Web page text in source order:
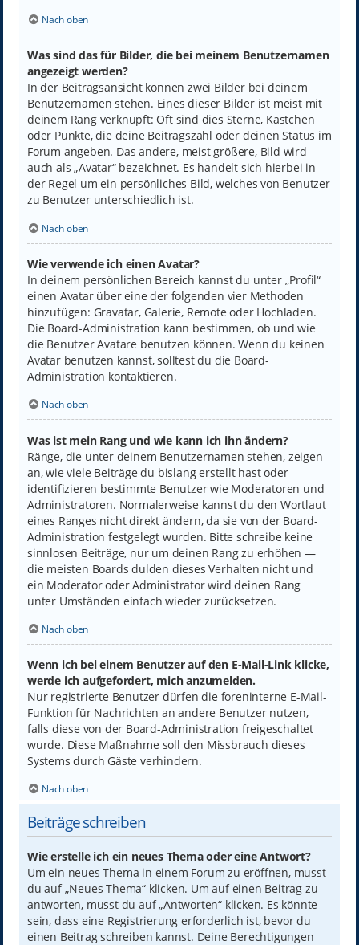
Nach oben
Was sind das für Bilder, die bei meinem Benutzernamen
angezeigt werden?
In der Beitragsansicht können zwei Bilder bei deinem
Benutzernamen stehen. Eines dieser Bilder ist meist mit
deinem Rang verknüpft: Oft sind dies Sterne, Kästchen
oder Punkte, die deine Beitragszahl oder deinen Status im
Forum angeben. Das andere, meist größere, Bild wird
auch als „Avatar“ bezeichnet. Es handelt sich hierbei in
der Regel um ein persönliches Bild, welches von Benutzer
zu Benutzer unterschiedlich ist.
Nach oben
Wie verwende ich einen Avatar?
In deinem persönlichen Bereich kannst du unter „Profil“
einen Avatar über eine der folgenden vier Methoden
hinzufügen: Gravatar, Galerie, Remote oder Hochladen.
Die Board-Administration kann bestimmen, ob und wie
die Benutzer Avatare benutzen können. Wenn du keinen
Avatar benutzen kannst, solltest du die Board-
Administration kontaktieren.
Nach oben
Was ist mein Rang und wie kann ich ihn ändern?
Ränge, die unter deinem Benutzernamen stehen, zeigen
an, wie viele Beiträge du bislang erstellt hast oder
identifizieren bestimmte Benutzer wie Moderatoren und
Administratoren. Normalerweise kannst du den Wortlaut
eines Ranges nicht direkt ändern, da sie von der Board-
Administration festgelegt wurden. Bitte schreibe keine
sinnlosen Beiträge, nur um deinen Rang zu erhöhen —
die meisten Boards dulden dieses Verhalten nicht und
ein Moderator oder Administrator wird deinen Rang
unter Umständen einfach wieder zurücksetzen.
Nach oben
Wenn ich bei einem Benutzer auf den E-Mail-Link klicke,
werde ich aufgefordert, mich anzumelden.
Nur registrierte Benutzer dürfen die foreninterne E-Mail-
Funktion für Nachrichten an andere Benutzer nutzen,
falls diese von der Board-Administration freigeschaltet
wurde. Diese Maßnahme soll den Missbrauch dieses
Systems durch Gäste verhindern.
Nach oben
Beiträge schreiben
Wie erstelle ich ein neues Thema oder eine Antwort?
Um ein neues Thema in einem Forum zu eröffnen, musst
du auf „Neues Thema“ klicken. Um auf einen Beitrag zu
antworten, musst du auf „Antworten“ klicken. Es könnte
sein, dass eine Registrierung erforderlich ist, bevor du
einen Beitrag schreiben kannst. Deine Berechtigungen